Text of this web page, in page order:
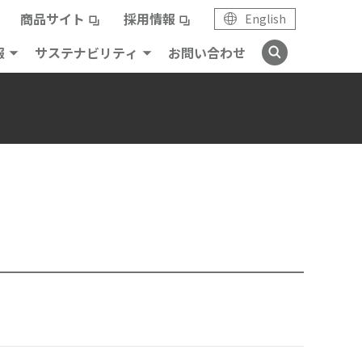
商品サイト 採用情報 English
サステナビリティ お問い合わせ